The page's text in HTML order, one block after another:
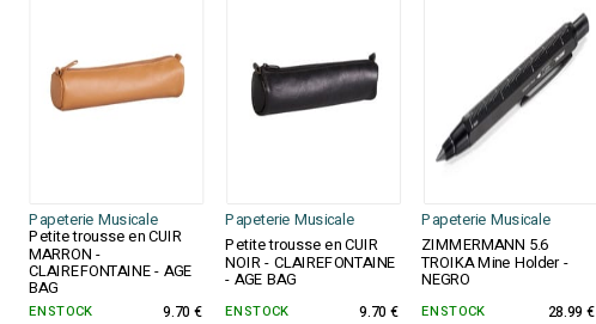
Papeterie Musicale Papeterie Musicale Papeterie Musicale
Petite trousse en CUIR
MARRON -
CLAIREFONTAINE - AGE
BAG
Petite trousse en CUIR
NOIR - CLAIREFONTAINE
- AGE BAG
ZIMMERMANN 5.6
TROIKA Mine Holder -
NEGRO
EN STOCK 9.70 € EN STOCK 9.70 € EN STOCK 28.99 €